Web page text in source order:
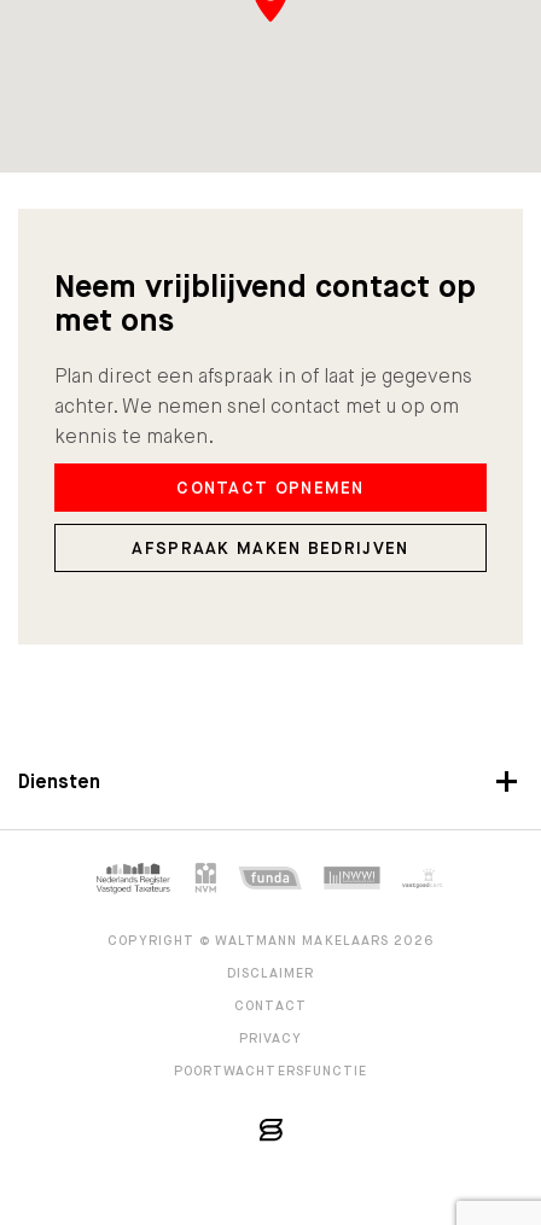
Neem vrijblijvend contact op
met ons
Plan direct een afspraak in of laat je gegevens
achter. We nemen snel contact met u op om
kennis te maken.
CONTACT OPNEMEN
AFSPRAAK MAKEN BEDRIJVEN
Diensten
COPYRIGHT © WALTMANN MAKELAARS 2026
DISCLAIMER
CONTACT
PRIVACY
POORTWACHTERSFUNCTIE